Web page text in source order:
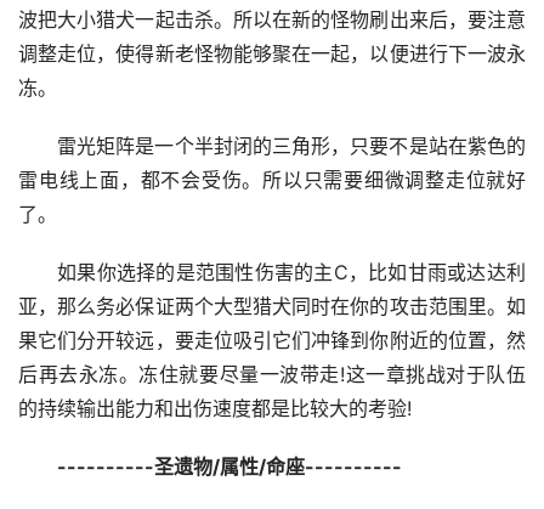
波把大小猎犬一起击杀。所以在新的怪物刷出来后，要注意
调整走位，使得新老怪物能够聚在一起，以便进行下一波永
冻。
雷光矩阵是一个半封闭的三角形，只要不是站在紫色的
雷电线上面，都不会受伤。所以只需要细微调整走位就好
了。
如果你选择的是范围性伤害的主C，比如甘雨或达达利
亚，那么务必保证两个大型猎犬同时在你的攻击范围里。如
果它们分开较远，要走位吸引它们冲锋到你附近的位置，然
后再去永冻。冻住就要尽量一波带走!这一章挑战对于队伍
的持续输出能力和出伤速度都是比较大的考验!
----------圣遗物/属性/命座----------